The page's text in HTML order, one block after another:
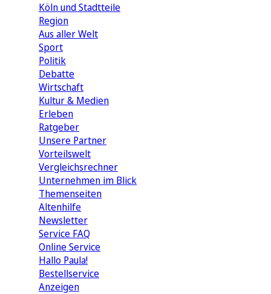
Köln und Stadtteile
Region
Aus aller Welt
Sport
Politik
Debatte
Wirtschaft
Kultur & Medien
Erleben
Ratgeber
Unsere Partner
Vorteilswelt
Vergleichsrechner
Unternehmen im Blick
Themenseiten
Altenhilfe
Newsletter
Service FAQ
Online Service
Hallo Paula!
Bestellservice
Anzeigen